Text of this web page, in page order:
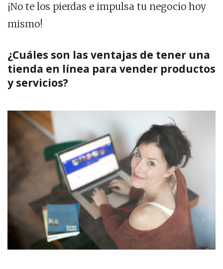
¡No te los pierdas e impulsa tu negocio hoy
mismo!
¿Cuáles son las ventajas de tener una
tienda en línea para vender productos
y servicios?